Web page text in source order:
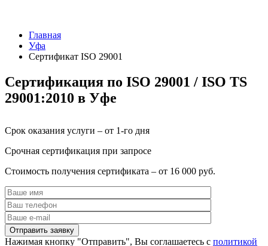
Главная
Уфа
Сертификат ISO 29001
Сертификация по ISO 29001 / ISO TS
29001:2010 в Уфе
Срок оказания услуги – от 1-го дня
Срочная сертификация при запросе
Стоимость получения сертификата – от 16 000 руб.
Нажимая кнопку "Отправить", Вы соглашаетесь с политикой